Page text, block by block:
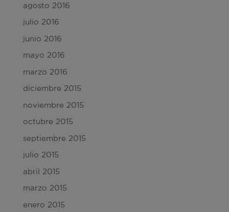
agosto 2016
julio 2016
junio 2016
mayo 2016
marzo 2016
diciembre 2015
noviembre 2015
octubre 2015
septiembre 2015
julio 2015
abril 2015
marzo 2015
enero 2015